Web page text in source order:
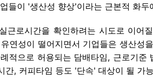
들이 '생산성 향상'이라는 근본적 화두
근로시간을 확인하려는 시도로 이어
연성이 떨어지면서 기업들은 생산성
적으로 허용되는 담배타임, 근로기준
간, 커피타임 등도 '단속' 대상이 될 가